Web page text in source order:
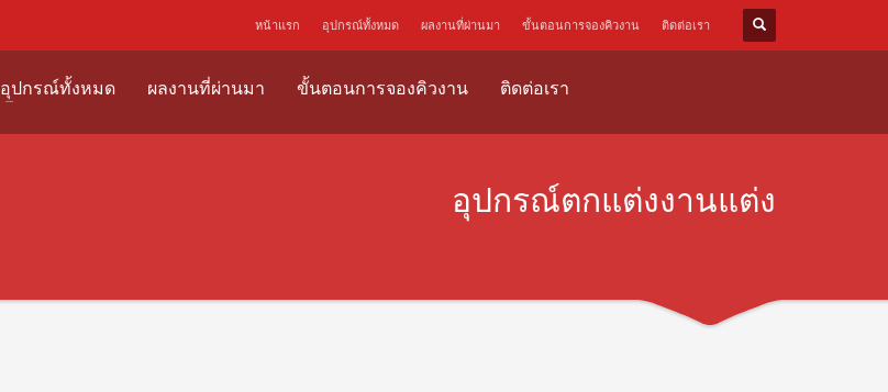
หน้าแรก อุปกรณ์ทั้งหมด ผลงานที่ผ่านมา ขั้นตอนการจองคิวงาน ติดต่อเรา
อุปกรณ์ทั้งหมด ผลงานที่ผ่านมา ขั้นตอนการจองคิวงาน ติดต่อเรา
อุปกรณ์ตกแต่งงานแต่ง